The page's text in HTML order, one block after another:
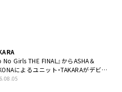
No Girls THE FINAL』からASHA＆
によるユニット・TAKARAがデビュ